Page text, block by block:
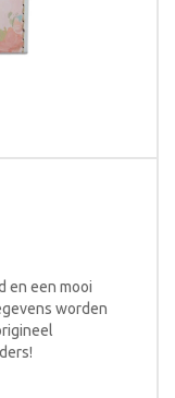
en een mooi
worden